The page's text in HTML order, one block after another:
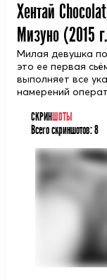
Хентай
Мизуно (2015
Милая девушка
это ее первая
выполняет все
намерений
СКРИН ШОТЫ
Всего скриншотов:8